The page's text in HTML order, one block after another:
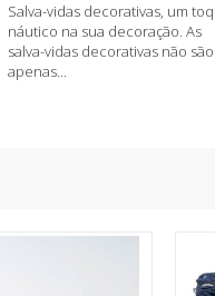
Salva-vidas decorativas, um
náutico na sua decoração. As
salva-vidas decorativas não são
apenas...